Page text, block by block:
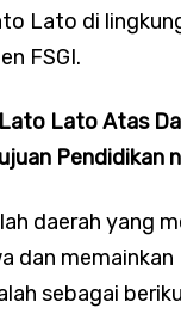
Lato di
FSGI.
Lato Atas
Pendidikan
daerah yang
dan
sebagai